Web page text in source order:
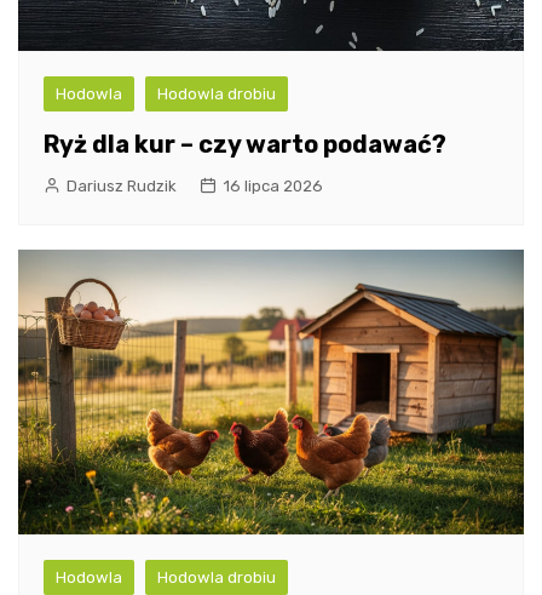
Hodowla Hodowla drobiu
Ryż dla kur – czy warto podawać?
Dariusz Rudzik 16 lipca 2026
Hodowla Hodowla drobiu